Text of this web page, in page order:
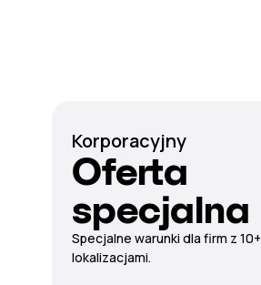
Korporacyjny
Oferta
specjalna
Specjalne warunki dla firm z 10+
lokalizacjami.